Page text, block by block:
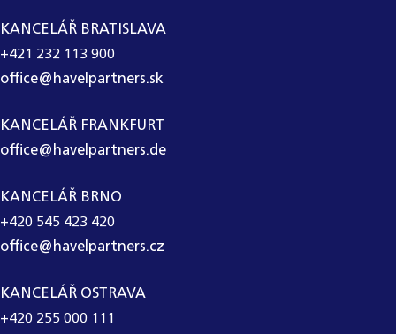
KANCELÁŘ BRATISLAVA
+421 232 113 900
office@havelpartners.sk
KANCELÁŘ FRANKFURT
office@havelpartners.de
KANCELÁŘ BRNO
+420 545 423 420
office@havelpartners.cz
KANCELÁŘ OSTRAVA
+420 255 000 111